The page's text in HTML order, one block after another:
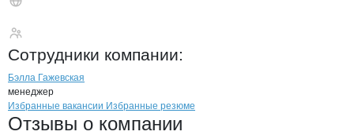
Сотрудники компании:
Бэлла Гажевская
менеджер
Брендыкомпани Робуд-И
Вакансии вРобуд-И
Избранные вакансии Избранные резюме
Новости oРобуд-И, ООО
Отзывы о компании